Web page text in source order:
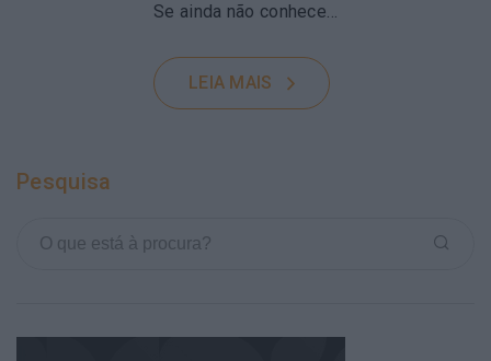
Se ainda não conhece…
LEIA MAIS
Pesquisa